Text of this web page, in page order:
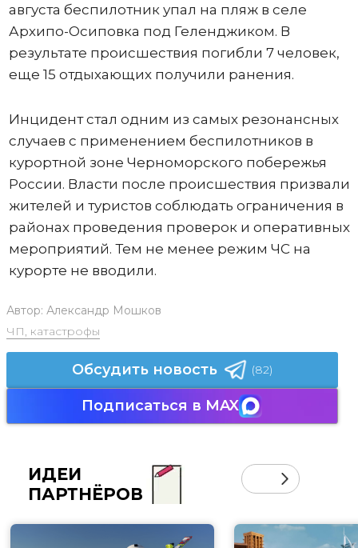
августа беспилотник упал на пляж в селе
Архипо-Осиповка под Геленджиком. В
результате происшествия погибли 7 человек,
еще 15 отдыхающих получили ранения.
Инцидент стал одним из самых резонансных
случаев с применением беспилотников в
курортной зоне Черноморского побережья
России. Власти после происшествия призвали
жителей и туристов соблюдать ограничения в
районах проведения проверок и оперативных
мероприятий. Тем не менее режим ЧС на
курорте не вводили.
Автор: Александр Мошков
ЧП, катастрофы
Обсудить новость (82)
Подписаться в MAX
ИДЕИ
ПАРТНЁРОВ